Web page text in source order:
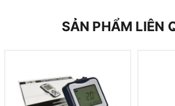
SẢN PHẨM LIÊN